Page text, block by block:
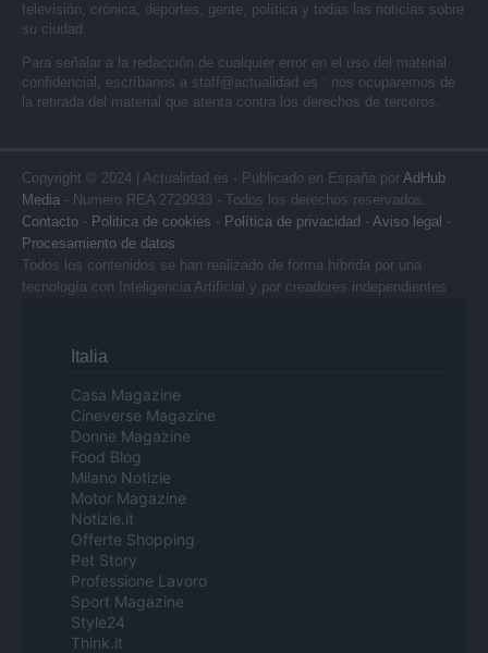
televisión, crónica, deportes, gente, política y todas las noticias sobre
su ciudad.
Para señalar a la redacción de cualquier error en el uso del material
confidencial, escríbanos a staff@actualidad.es : nos ocuparemos de
la retirada del material que atenta contra los derechos de terceros.
Copyright © 2024 | Actualidad.es - Publicado en España por AdHub
Media - Numero REA 2729933 - Todos los derechos reservados.
Contacto - Politica de cookies - Política de privacidad - Aviso legal -
Procesamiento de datos
Todos los contenidos se han realizado de forma híbrida por una
tecnología con Inteligencia Artificial y por creadores independientes
Italia
Casa Magazine
Cineverse Magazine
Donne Magazine
Food Blog
Milano Notizie
Motor Magazine
Notizie.it
Offerte Shopping
Pet Story
Professione Lavoro
Sport Magazine
Style24
Think.it